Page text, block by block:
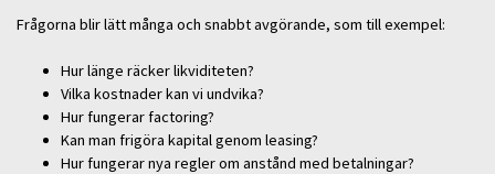
Frågorna blir lätt många och snabbt avgörande, som till exempel:
Hur länge räcker likviditeten?
Vilka kostnader kan vi undvika?
Hur fungerar factoring?
Kan man frigöra kapital genom leasing?
Hur fungerar nya regler om anstånd med betalningar?